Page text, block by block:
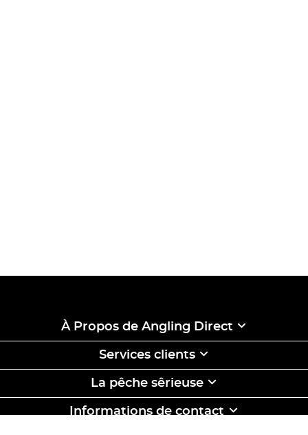
À Propos de Angling Direct
Services clients
La pêche sêrieuse
Informations de contact